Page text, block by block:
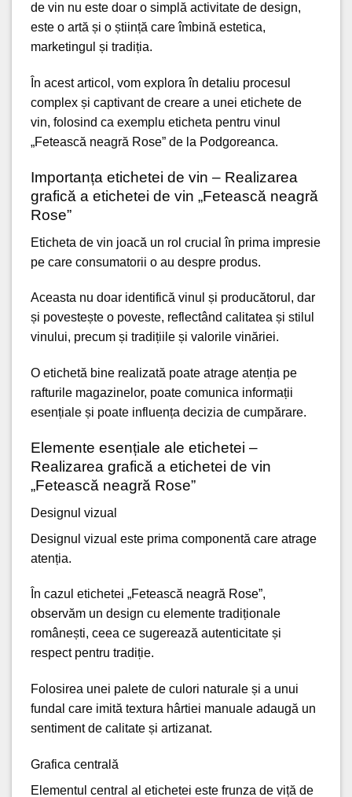
de vin nu este doar o simplă activitate de design,
este o artă și o știință care îmbină estetica,
marketingul și tradiția.
În acest articol, vom explora în detaliu procesul
complex și captivantde creare a unei etichete de
vin, folosind ca exemplu eticheta pentru vinul
„Fetească neagră Rose” de la Podgoreanca.
Importanța etichetei de vin – Realizarea
grafică a etichetei de vin „Fetească neagră
Rose”
Eticheta de vin joacă un rol crucial în prima impresie
pe care consumatorii o au despre produs.
Aceasta nu doar identifică vinul și producătorul, dar
și povestește o poveste, reflectând calitatea și stilul
vinului, precum și tradițiile și valorile vinăriei.
O etichetă bine realizată poate atrage atenția pe
rafturile magazinelor, poate comunica informații
esențiale și poate influența decizia de cumpărare.
Elemente esențiale ale etichetei –
Realizarea grafică a etichetei de vin
„Fetească neagră Rose”
Designul vizual
Designul vizual este prima componentă care atrage
atenția.
În cazul etichetei „Fetească neagră Rose”,
observăm un design cu elemente tradiționale
românești, ceea ce sugerează autenticitate și
respect pentru tradiție.
Folosirea unei palete de culori naturale și a unui
fundal care imită textura hârtiei manuale adaugă un
sentiment de calitate și artizanat.
Grafica centrală
Elementul central al etichetei este frunza de viță de